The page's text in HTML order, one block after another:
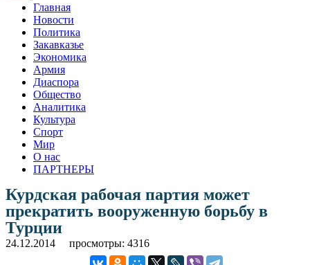
Главная
Новости
Политика
Закавказье
Экономика
Армия
Диаспора
Общество
Аналитика
Культура
Спорт
Мир
О нас
ПАРТНЕРЫ
Курдская рабочая партия может
прекратить вооруженную борьбу в
Турции
24.12.2014 просмотры: 4316